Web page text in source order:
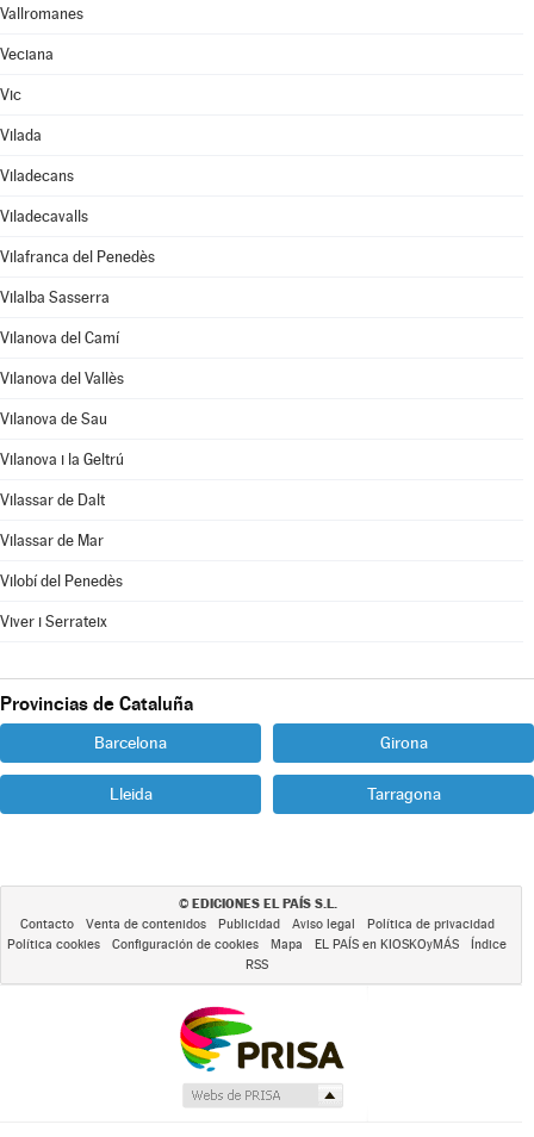
Vallromanes
Veciana
Vic
Vilada
Viladecans
Viladecavalls
Vilafranca del Penedès
Vilalba Sasserra
Vilanova del Camí
Vilanova del Vallès
Vilanova de Sau
Vilanova i la Geltrú
Vilassar de Dalt
Vilassar de Mar
Vilobí del Penedès
Viver i Serrateix
Provincias de Cataluña
Barcelona Girona
Lleida Tarragona
© EDICIONES EL PAÍS S.L.
Contacto Venta de contenidos Publicidad Aviso legal
Política de privacidad
Política cookies
Configuración de cookies Mapa EL PAÍS en KIOSKOyMÁS
Índice
RSS